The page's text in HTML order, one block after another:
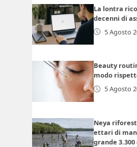
La lontra
decenni di
5 Agosto
Beauty
modo
5 Agosto
Neya
ettari di
grande